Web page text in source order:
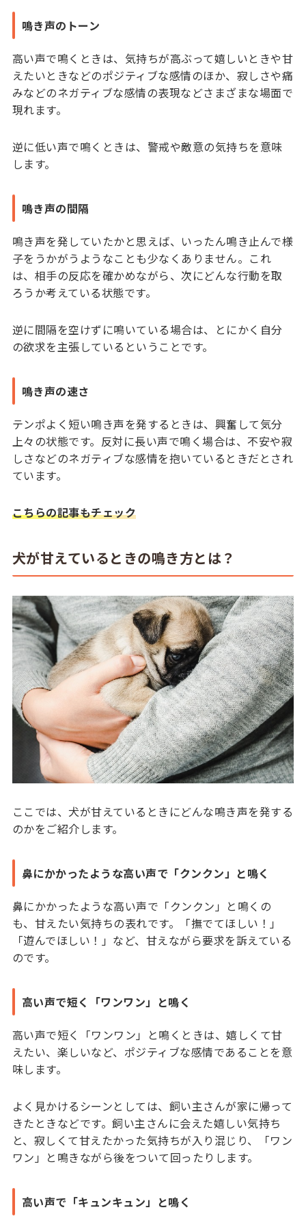
鳴き声のトーン
高い声で鳴くときは、気持ちが高ぶって嬉しいときや甘
えたいときなどのポジティブな感情のほか、寂しさや痛
みなどのネガティブな感情の表現などさまざまな場面で
現れます。
逆に低い声で鳴くときは、警戒や敵意の気持ちを意味
します。
鳴き声の間隔
鳴き声を発していたかと思えば、いったん鳴き止んで様
子をうかがうようなことも少なくありません。これ
は、相手の反応を確かめながら、次にどんな行動を取
ろうか考えている状態です。
逆に間隔を空けずに鳴いている場合は、とにかく自分
の欲求を主張しているということです。
鳴き声の速さ
テンポよく短い鳴き声を発するときは、興奮して気分
上々の状態です。反対に長い声で鳴く場合は、不安や寂
しさなどのネガティブな感情を抱いているときだとされ
ています。
こちらの記事もチェック
犬が甘えているときの鳴き方とは？
ここでは、犬が甘えているときにどんな鳴き声を発する
のかをご紹介します。
鼻にかかったような高い声で「クンクン」と鳴く
鼻にかかったような高い声で「クンクン」と鳴くの
も、甘えたい気持ちの表れです。「撫でてほしい！」
「遊んでほしい！」など、甘えながら要求を訴えている
のです。
高い声で短く「ワンワン」と鳴く
高い声で短く「ワンワン」と鳴くときは、嬉しくて甘
えたい、楽しいなど、ポジティブな感情であることを意
味します。
よく見かけるシーンとしては、飼い主さんが家に帰って
きたときなどです。飼い主さんに会えた嬉しい気持ち
と、寂しくて甘えたかった気持ちが入り混じり、「ワン
ワン」と鳴きながら後をついて回ったりします。
高い声で「キュンキュン」と鳴く